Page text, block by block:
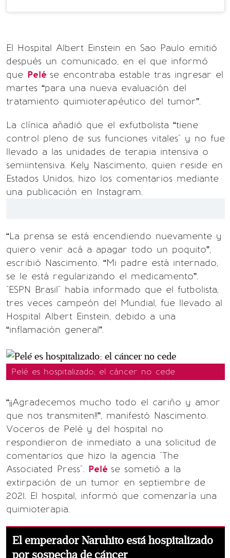
El Hospital Albert Einstein en Sao Paulo emitió
después un comunicado, en el que informó
que Pelé se encontraba estable tras ingresar el
martes “para una nueva evaluación del
tratamiento quimioterapéutico del tumor”.
La clínica añadió que el exfutbolista “tiene
control pleno de sus funciones vitales" y no fue
llevado a las unidades de terapia intensiva o
semiintensiva. Kely Nascimento, quien reside en
Estados Unidos, hizo los comentarios mediante
una publicación en Instagram.
“La prensa se está encendiendo nuevamente y
quiero venir acá a apagar todo un poquito”,
escribió Nascimento. “Mi padre está internado,
se le está regularizando el medicamento”.
"ESPN Brasil" había informado que el futbolista,
tres veces campeón del Mundial, fue llevado al
Hospital Albert Einstein, debido a una
“inflamación general”.
Pelé es hospitalizado; el cáncer no cede
“¡¡Agradecemos mucho todo el cariño y amor
que nos transmiten!!”, manifestó Nascimento.
Voceros de Pelé y del hospital no
respondieron de inmediato a una solicitud de
comentarios que hizo la agencia "The
Associated Press". Pelé se sometió a la
extirpación de un tumor en septiembre de
2021. El hospital, informó que comenzaría una
quimioterapia.
El emperador Naruhito está hospitalizado
por sospecha de cáncer